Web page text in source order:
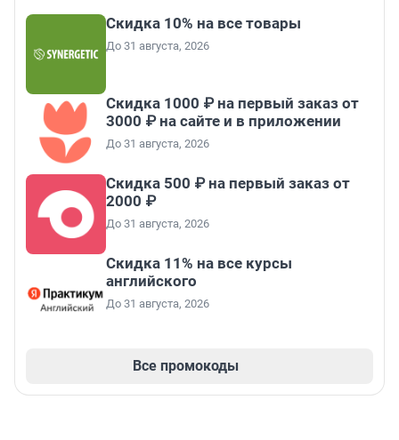
Скидка 10% на все товары
До 31 августа, 2026
Скидка 1000 ₽ на первый заказ от
3000 ₽ на сайте и в приложении
До 31 августа, 2026
Скидка 500 ₽ на первый заказ от
2000 ₽
До 31 августа, 2026
Скидка 11% на все курсы
английского
До 31 августа, 2026
Все промокоды